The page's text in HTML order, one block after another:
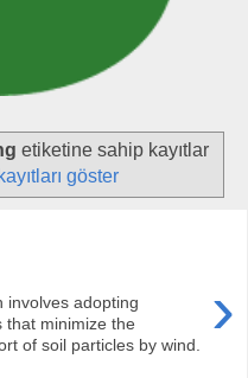
etiketine sahip kayıtlar
göster
›
involves adopting
that minimize the
of soil particles by wind.